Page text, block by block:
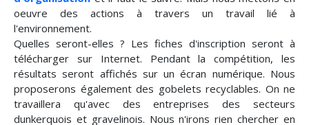
oeuvre des actions à travers un travail lié à
l'environnement.
Quelles seront-elles ? Les fiches d'inscription seront à
télécharger sur Internet. Pendant la compétition, les
résultats seront affichés sur un écran numérique. Nous
proposerons également des gobelets recyclables. On ne
travaillera qu'avec des entreprises des secteurs
dunkerquois et gravelinois. Nous n'irons rien chercher en